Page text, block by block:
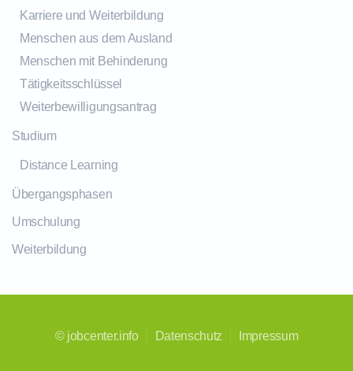
Karriere und Weiterbildung
Menschen aus dem Ausland
Menschen mit Behinderung
Tätigkeitsschlüssel
Weiterbewilligungsantrag
Studium
Distance Learning
Übergangsphasen
Umschulung
Weiterbildung
© jobcenter.info Datenschutz Impressum